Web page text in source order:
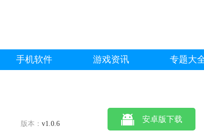
手机软件 游戏资讯 专题大
版本： v1.0.6
安卓版下载